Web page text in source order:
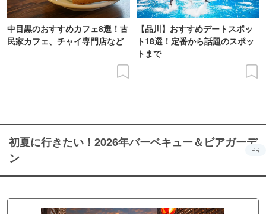
中目黒のおすすめカフェ8選！古
民家カフェ、チャイ専門店など
【品川】おすすめデートスポッ
ト18選！定番から話題のスポッ
トまで
初夏に行きたい！2026年バーベキュー＆ビアガーデ
ン
PR